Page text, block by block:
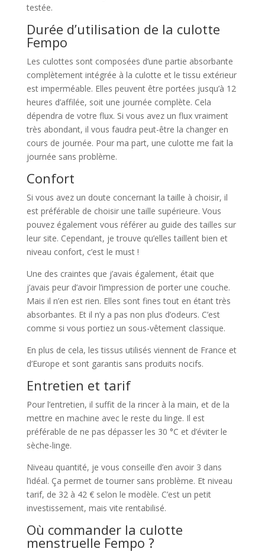
testée.
Durée d’utilisation de la culotte
Fempo
Les culottes sont composées d’une partie absorbante
complètement intégrée à la culotte et le tissu extérieur
est imperméable. Elles peuvent être portées jusqu’à 12
heures d’affilée, soit une journée complète. Cela
dépendra de votre flux. Si vous avez un flux vraiment
très abondant, il vous faudra peut-être la changer en
cours de journée. Pour ma part, une culotte me fait la
journée sans problème.
Confort
Si vous avez un doute concernant la taille à choisir, il
est préférable de choisir une taille supérieure. Vous
pouvez également vous référer au guide des tailles sur
leur site. Cependant, je trouve qu’elles taillent bien et
niveau confort, c’est le must !
Une des craintes que j’avais également, était que
j’avais peur d’avoir l’impression de porter une couche.
Mais il n’en est rien. Elles sont fines tout en étant très
absorbantes. Et il n’y a pas non plus d’odeurs. C’est
comme si vous portiez un sous-vêtement classique.
En plus de cela, les tissus utilisés viennent de France et
d’Europe et sont garantis sans produits nocifs.
Entretien et tarif
Pour l’entretien, il suffit de la rincer à la main, et de la
mettre en machine avec le reste du linge. Il est
préférable de ne pas dépasser les 30 °C et d’éviter le
sèche-linge.
Niveau quantité, je vous conseille d’en avoir 3 dans
l’idéal. Ça permet de tourner sans problème. Et niveau
tarif, de 32 à 42 € selon le modèle. C’est un petit
investissement, mais vite rentabilisé.
Où commander la culotte
menstruelle Fempo ?